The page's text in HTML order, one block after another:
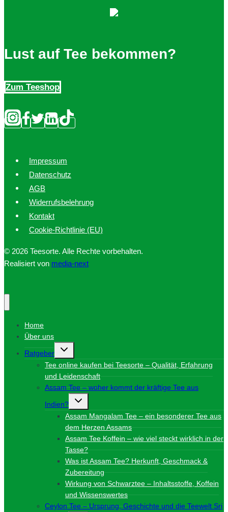
der
Lust auf Tee bekommen?
Zum Teeshop
Impressum
Datenschutz
AGB
Widerrufsbelehrung
Kontakt
Cookie-Richtlinie (EU)
© 2026 Teesorte. Alle Rechte vorbehalten.
Realisiert von media-next
Home
Über uns
Ratgeber
Untermenü
Tee online kaufen bei Teesorte – Qualität, Erfahrung
und Leidenschaft
Assam Tee – woher kommt der kräftige Tee aus
Indien?
Untermenü
Assam Mangalam Tee – ein besonderer Tee aus
dem Herzen Assams
Assam Tee Koffein – wie viel steckt wirklich in der
Tasse?
Was ist Assam Tee? Herkunft, Geschmack &
Zubereitung
Wirkung von Schwarztee – Inhaltsstoffe, Koffein
und Wissenswertes
Ceylon Tee – Ursprung, Geschichte und die Teewelt Sri